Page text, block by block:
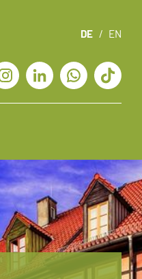
DE/ EN